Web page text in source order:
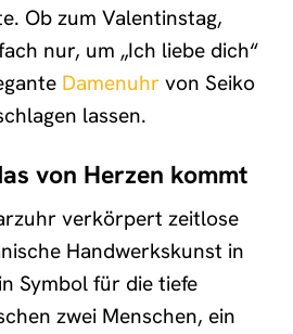
Ob zum Valentinstag,
nur, um „Ich liebe dich“
Damenuhr von Seiko
lassen.
von Herzen kommt
verkörpert zeitlose
Handwerkskunst in
Symbol für die tiefe
zwei Menschen, ein